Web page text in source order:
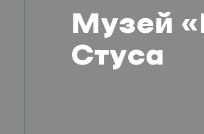
Музей
Стуса